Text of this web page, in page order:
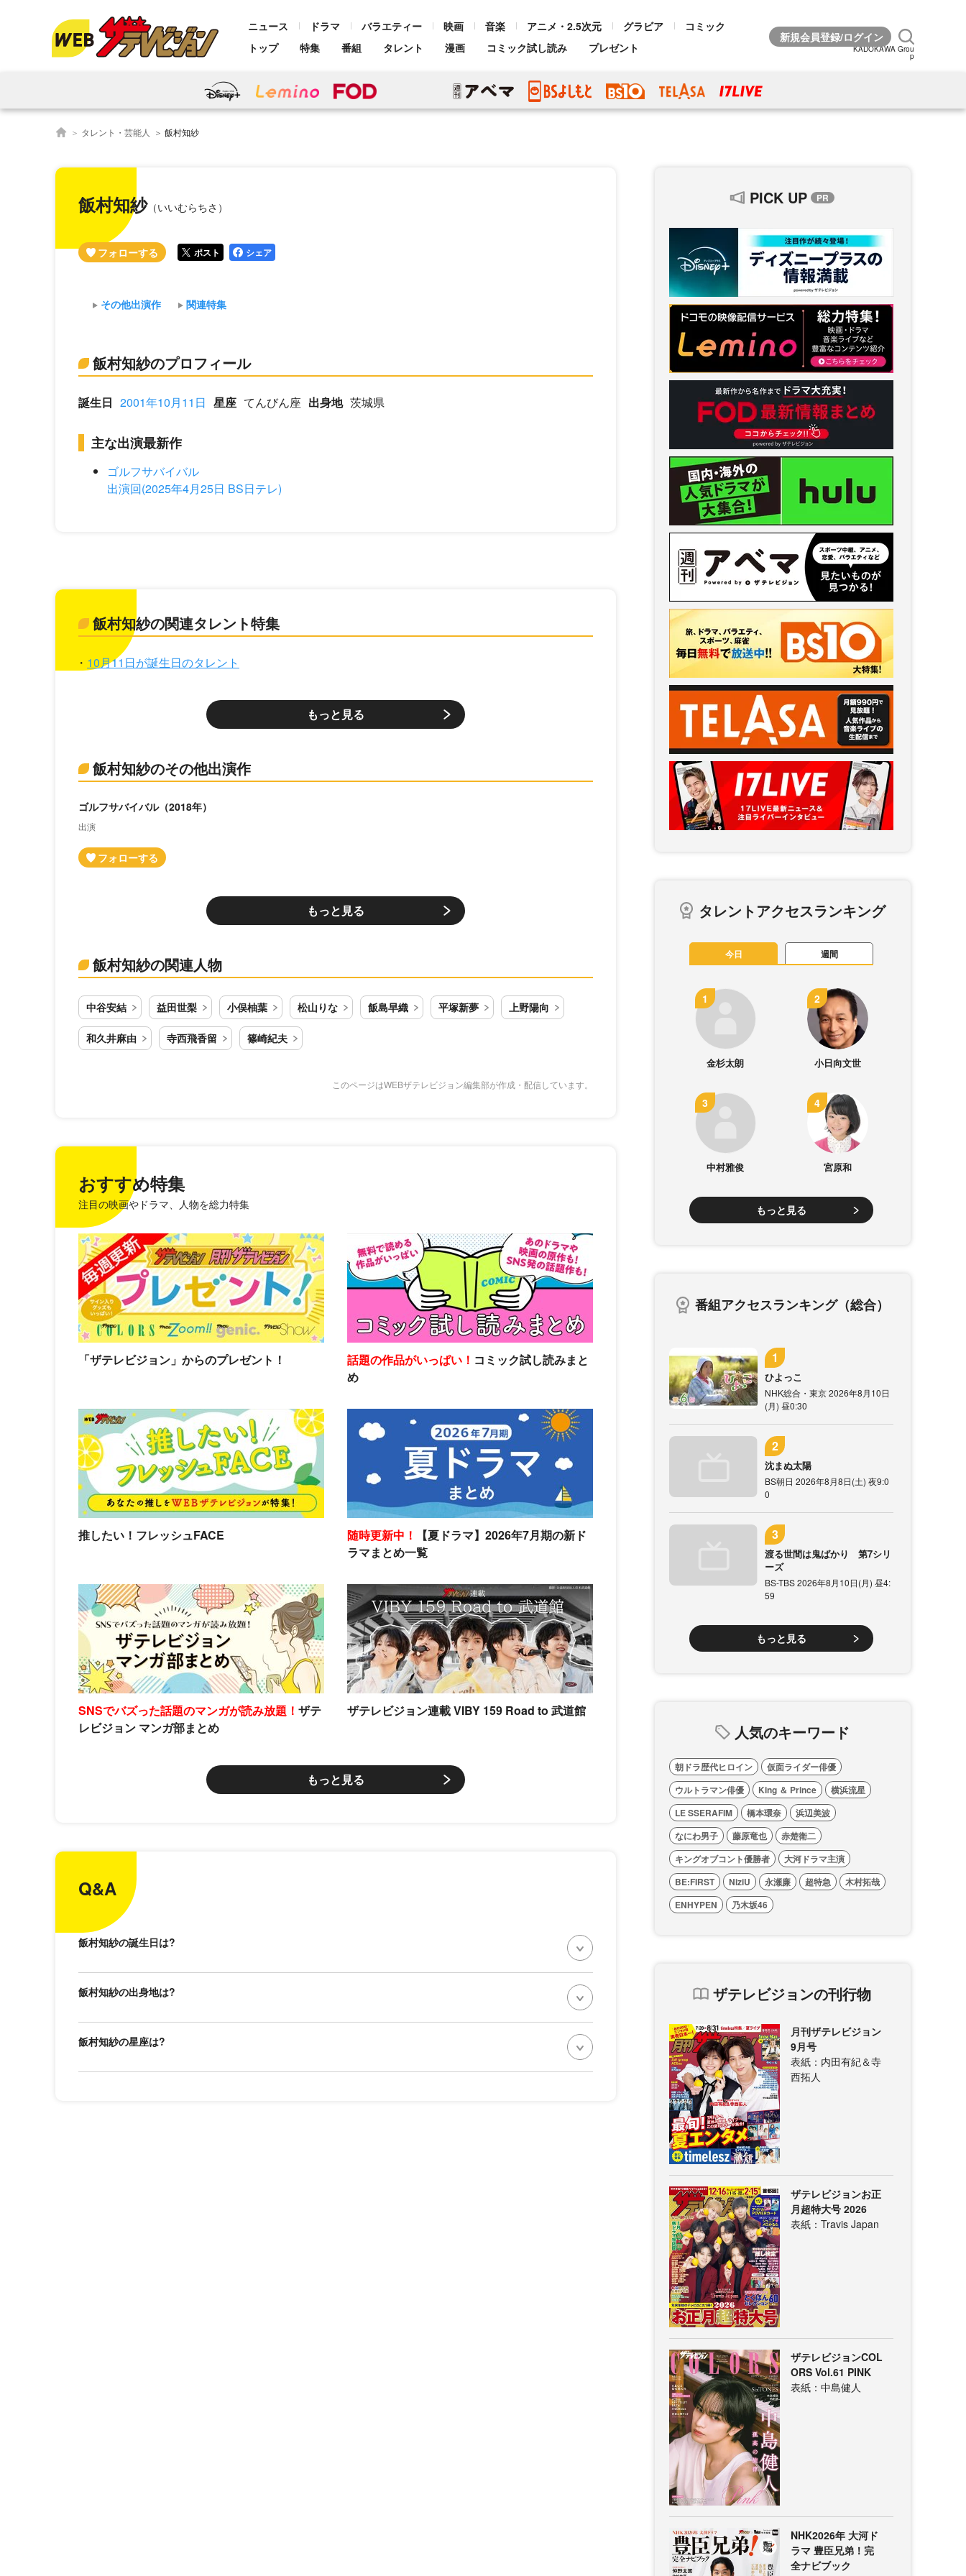
ニュース ドラマ バラエティー 映画 音楽 アニメ・2.5次元 グラビア
コミック
トップ
特集 番組 タレント 漫画 コミック試し読み プレゼント KADOKAWA Grou
p
タレント・芸能人 飯村知紗
飯村知紗（いいむらちさ）
ポスト シェア
その他出演作 関連特集
飯村知紗のプロフィール
誕生日 2001年10月11日 星座 てんびん座 出身地 茨城県
主な出演最新作
ゴルフサバイバル
出演回(2025年4月25日 BS日テレ)
飯村知紗の関連タレント特集
10月11日が誕生日のタレント
もっと見る
飯村知紗のその他出演作
ゴルフサバイバル（2018年）
出演
もっと見る
飯村知紗の関連人物
中谷安結 益田世梨 小俣柚葉 松山りな 飯島早織 平塚新夢 上野陽向
和久井麻由 寺西飛香留 篠崎紀夫
このページはWEBザテレビジョン編集部が作成・配信しています。
おすすめ特集
注目の映画やドラマ、人物を総力特集
「ザテレビジョン」からのプレゼント！ 話題の作品がいっぱい！ コミック試し読みまと
め
推したい！フレッシュFACE 随時更新中！
【夏ドラマ】2026年7月期の新ド
ラマまとめ一覧
SNSでバズった話題のマンガが読み放題！ ザテ
レビジョン マンガ部まとめ
ザテレビジョン連載 VIBY 159 Road to 武道館
もっと見る
Q&A
飯村知紗の誕生日は?
飯村知紗の出身地は?
飯村知紗の星座は?
PICK UP
タレントアクセスランキング
今日 週間
金杉太朗 小日向文世
中村雅俊 宮原和
もっと見る
番組アクセスランキング（総合）
ひよっこ
NHK総合・東京 2026年8月10日
(月) 昼0:30
沈まぬ太陽
BS朝日 2026年8月8日(土) 夜9:0
0
渡る世間は鬼ばかり 第7シリ
ーズ
BS-TBS 2026年8月10日(月) 昼4:
59
もっと見る
人気のキーワード
朝ドラ歴代ヒロイン
仮面ライダー俳優
ウルトラマン俳優
King ＆ Prince
横浜流星
LE SSERAFIM
橋本環奈
浜辺美波
なにわ男子
藤原竜也
赤楚衛二
キングオブコント優勝者
大河ドラマ主演
BE:FIRST
NiziU 永瀬廉 超特急
木村拓哉
ENHYPEN
乃木坂46
ザテレビジョンの刊行物
月刊ザテレビジョン
9月号
表紙：内田有紀＆寺
西拓人
ザテレビジョンお正
月超特大号 2026
表紙：Travis Japan
ザテレビジョンCOL
ORS Vol.61 PINK
表紙：中島健人
NHK2026年 大河ド
ラマ 豊臣兄弟！完
全ナビブック